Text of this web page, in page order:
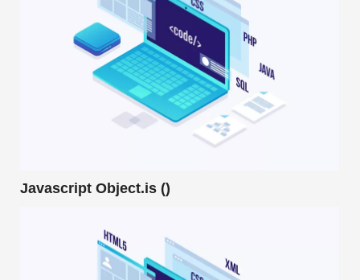
Javascript Object.is ()